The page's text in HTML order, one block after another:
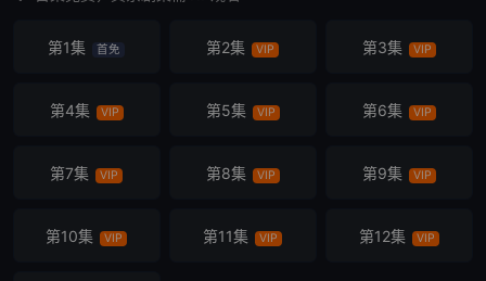
假永远不会结束就好了。
第1集 首免 第2集 VIP 第3集 VIP
第4集 VIP 第5集 VIP 第6集 VIP
第7集 VIP 第8集 VIP 第9集 VIP
第10集 VIP 第11集 VIP 第12集 VIP